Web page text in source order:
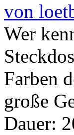
von
Wer
Farben
große
Dauer: